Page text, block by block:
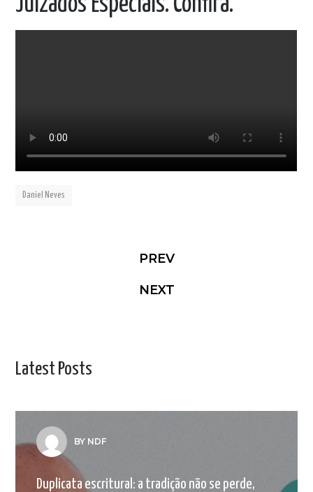
Daniel Neves
PREV
NEXT
Latest Posts
BY NDF
Duplicata escritural: a tradição não se perde,